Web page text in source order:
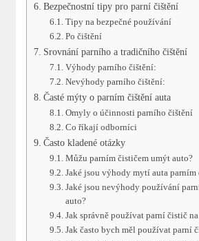
Bezpečnostní tipy pro parní čištění
Tipy na bezpečné používání
Po čištění
Srovnání parního a tradičního čištění
Výhody parního čištění:
Nevýhody parního čištění:
Časté mýty o parním čištění auta
Omyly o účinnosti parního čištění
Co říkají odborníci
Často kladené otázky
Můžu parním čističem umýt auto?
Jaké jsou výhody mytí auta parním
Jaké jsou nevýhody používání
auto?
Jak správně používat parní čistič
Jak často bych měl používat parní